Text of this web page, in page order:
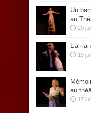
Un
au
20
19
au
17